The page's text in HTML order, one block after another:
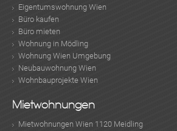
Eigentumswohnung Wien
Büro kaufen
Büro mieten
Wohnung in Mödling
Wohnung Wien Umgebung
Neubauwohnung Wien
Wohnbauprojekte Wien
Mietwohnungen
Mietwohnungen Wien 1120 Meidling